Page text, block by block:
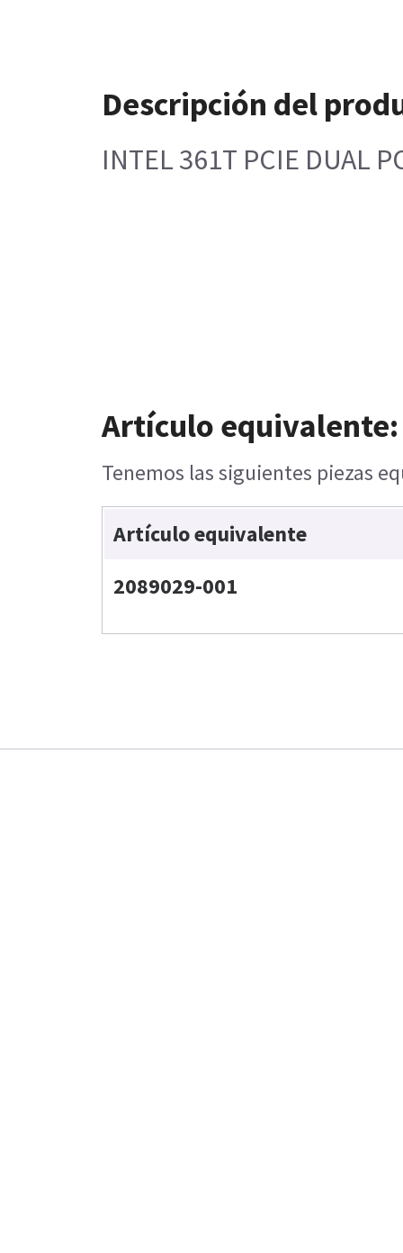
Descripción del
INTEL 361T PCIE DUAL
Artículo equivalente:
Tenemos las siguientes piezas
Artículo equivalente
2089029-001